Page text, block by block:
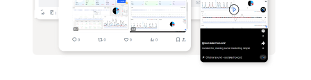
multiple
Facebook
accounts